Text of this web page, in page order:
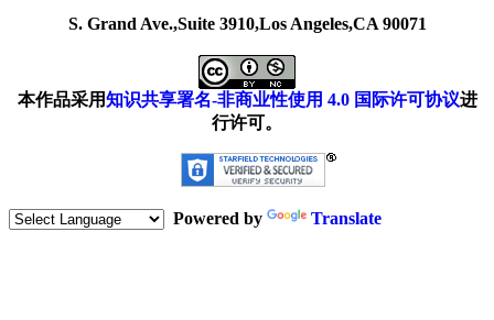
S. Grand Ave.,Suite 3910,Los Angeles,CA 90071
本作品采用知识共享署名-非商业性使用 4.0 国际许可协议进
行许可。
Powered by Translate